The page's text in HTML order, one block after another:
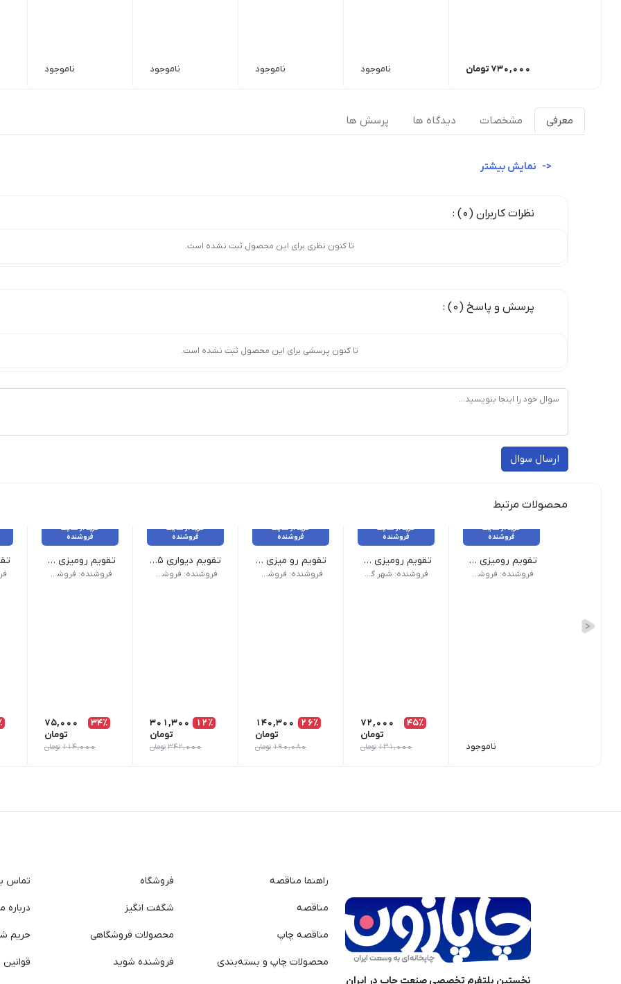
730,000 تومان ناموجود ناموجود ناموجود ناموجود
معرفی مشخصات دیدگاه ها پرسش ها
نظرات کاربران (0) :
تا کنون نظری برای این محصول ثبت نشده است.
پرسش و پاسخ (0) :
تا کنون پرسشی برای این محصول ثبت نشده است.
ارسال سوال
محصولات مرتبط
خرید از سایت
فروشنده
تقویم رومیزی پیتیکو کد ۷۷۷ وزن 100 گرم طرح رنگ دخترانه| ابعاد 11×13 سایر مشخصات | جلد سخت
فروشنده: فروشکاه ویکی تحریر
ناموجود
خرید از سایت
فروشنده
تقویم رومیزی چوبی کد TA-SH71
فروشنده: شهر گیفت
45٪
72,000
تومان
131,000 تومان
خرید از سایت
فروشنده
تقویم رو میزی پیتیکو کد ۷۷۸ وزن 50 گرم نام محصول| تقویم رو میزی پیتیکو کد 778| ابعاد 12×12| نوع صحافی| فنری
فروشنده: فروشکاه ویکی تحریر
26٪
140,300
تومان
190,080 تومان
خرید از سایت
فروشنده
تقویم دیواری ۱۴۰۵ پیتیکو ۷۷۳ وزن 5 گرم | نام محصول: تقویم دیواری 1405 10 برگی | ابعاد: 49×33 سانتیمتر | سایر مشخصات: طراحی جدید
فروشنده: فروشکاه ویکی تحریر
12٪
301,300
تومان
342,000 تومان
خرید از سایت
فروشنده
تقویم رومیزی فانتزی پیتیکو کد ۷۷۶ وزن 100 گرم | طرح رنگ : فانتزی | ابعاد: 8×10 | سایر مشخصات: جلد سخت
فروشنده: فروشکاه ویکی تحریر
34٪
75,000
تومان
114,000 تومان
وزن 500 گرم | نام محصول: تقویم
نخستین پلتفرم تخصصی صنعت چاپ در ایران
راهنما مناقصه
مناقصه
مناقصه چاپ
محصولات چاپ و بسته‌بندی
فروشگاه
شگفت انگیز
محصولات فروشگاهی
فروشنده شوید
تماس
درباره
حریم